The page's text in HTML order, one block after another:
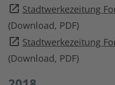
Stadtwerkezeitung
(Download, PDF)
Stadtwerkezeitung
(Download, PDF)